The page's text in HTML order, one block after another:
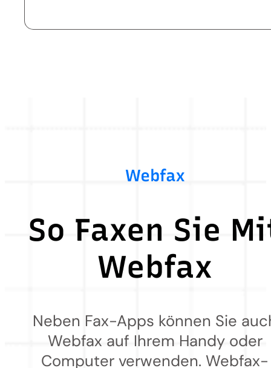
Webfax
So Faxen Sie
Webfax
Neben Fax-Apps können Sie
Webfax auf Ihrem Handy oder
Computer verwenden. Webfax-